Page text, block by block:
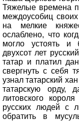
Тяжелые времена
междоусобиц
на мелкие
ослаблено, что
могло устоять и
двухсот лет
татар и платил
свергнуть с себя
узнал татарский
татарскую орду,
литовского
русских людей с
обратить в